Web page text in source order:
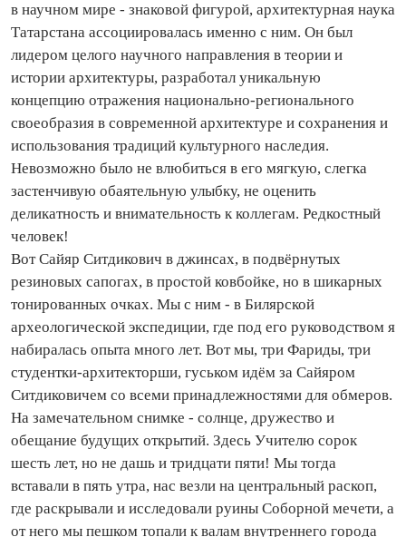
в научном мире - знаковой фигурой, архитектурная наука
Татарстана ассоциировалась именно с ним. Он был
лидером целого научного направления в теории и
истории архитектуры, разработал уникальную
концепцию отражения национально-регионального
своеобразия в современной архитектуре и сохранения и
использования традиций культурного наследия.
Невозможно было не влюбиться в его мягкую, слегка
застенчивую обаятельную улыбку, не оценить
деликатность и внимательность к коллегам. Редкостный
человек!
Вот Сайяр Ситдикович в джинсах, в подвёрнутых
резиновых сапогах, в простой ковбойке, но в шикарных
тонированных очках. Мы с ним - в Билярской
археологической экспедиции, где под его руководством я
набиралась опыта много лет. Вот мы, три Фариды, три
студентки‑архитекторши, гуськом идём за Сайяром
Ситдиковичем со всеми принадлежностями для обмеров.
На замечательном снимке - солнце, дружество и
обещание будущих открытий. Здесь Учителю сорок
шесть лет, но не дашь и тридцати пяти! Мы тогда
вставали в пять утра, нас везли на центральный раскоп,
где раскрывали и исследовали руины Соборной мечети, а
от него мы пешком топали к валам внутреннего города